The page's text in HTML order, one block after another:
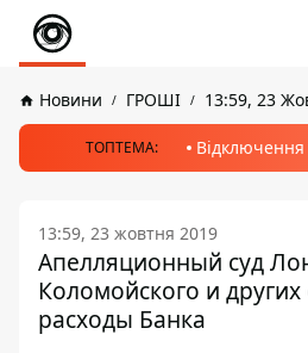
Новини ГРОШІ 13:59, 23
ТОПТЕМА: Відключення
13:59, 23 жовтня 2019
Апелляционный суд
Коломойского и других
расходы Банка